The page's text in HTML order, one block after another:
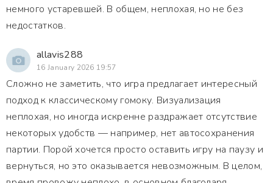
немного устаревшей. В общем, неплохая, но не без
недостатков.
allavis288
16 January 2026 19:57
Сложно не заметить, что игра предлагает интересный
подход к классическому гомоку. Визуализация
неплохая, но иногда искренне раздражает отсутствие
некоторых удобств — например, нет автосохранения
партии. Порой хочется просто оставить игру на паузу и
вернуться, но это оказывается невозможным. В целом,